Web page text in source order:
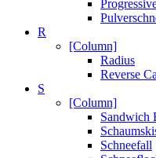
R
[Column]
Radius
Reverse
S
[Column]
Sandwich
Schneefall